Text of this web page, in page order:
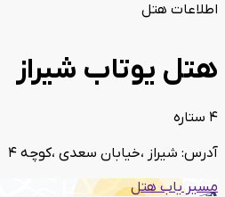
اطلاعات هتل
هتل یوتاب شیراز
4 ستاره
آدرس: شیراز ،خیابان سعدی ،کوچه 4
مسیر یاب هتل